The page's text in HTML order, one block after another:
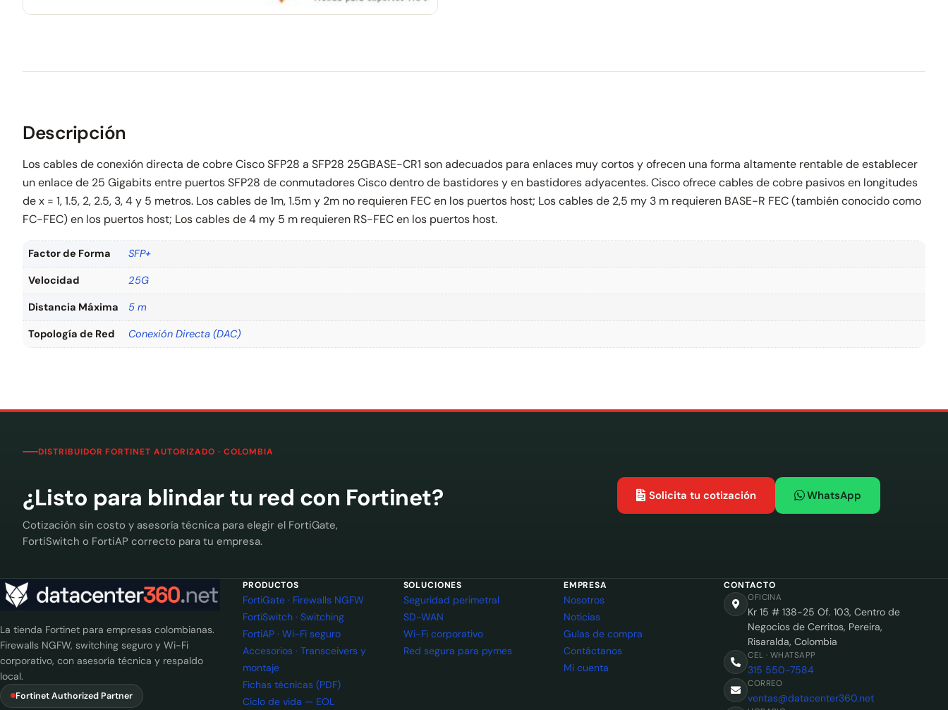
Descripción
Los cables de conexión directa de cobre Cisco SFP28 a SFP28 25GBASE-CR1 son adecuados para enlaces muy cortos y ofrecen una forma altamente rentable de establecer
un enlace de 25 Gigabits entre puertos SFP28 de conmutadores Cisco dentro de bastidores y en bastidores adyacentes. Cisco ofrece cables de cobre pasivos en longitudes
de x = 1, 1.5, 2, 2.5, 3, 4 y 5 metros. Los cables de 1m, 1.5m y 2m no requieren FEC en los puertos host; Los cables de 2,5 my 3 m requieren BASE-R FEC (también conocido como
FC-FEC) en los puertos host; Los cables de 4 my 5 m requieren RS-FEC en los puertos host.
Factor de Forma SFP+
Velocidad 25G
Distancia Máxima 5 m
Topología de Red Conexión Directa (DAC)
DISTRIBUIDOR FORTINET AUTORIZADO · COLOMBIA
¿Listo para blindar tu red con Fortinet?
Cotización sin costo y asesoría técnica para elegir el FortiGate,
FortiSwitch o FortiAP correcto para tu empresa.
Solicita tu cotización WhatsApp
La tienda Fortinet para empresas colombianas.
Firewalls NGFW, switching seguro y Wi-Fi
corporativo, con asesoría técnica y respaldo
local.
Fortinet Authorized Partner
PRODUCTOS
FortiGate · Firewalls NGFW
FortiSwitch · Switching
FortiAP · Wi-Fi seguro
Accesorios · Transceivers y
montaje
Fichas técnicas (PDF)
Ciclo de vida — EOL
SOLUCIONES
Seguridad perimetral
SD-WAN
Wi-Fi corporativo
Red segura para pymes
EMPRESA
Nosotros
Noticias
Guías de compra
Contáctanos
Mi cuenta
CONTACTO
OFICINA
Kr 15 # 138-25 Of. 103, Centro de
Negocios de Cerritos, Pereira,
Risaralda, Colombia
CEL · WHATSAPP
315 550-7584
CORREO
ventas@datacenter360.net